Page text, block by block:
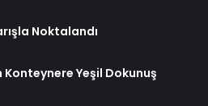
Noktalandı
Konteynere Yeşil Dokunuş